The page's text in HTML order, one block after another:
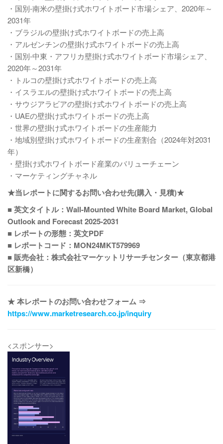
・国別-南米の壁掛け式ホワイトボード市場シェア、2020年～
2031年
・ブラジルの壁掛け式ホワイトボードの売上高
・アルゼンチンの壁掛け式ホワイトボードの売上高
・国別-中東・アフリカ壁掛け式ホワイトボード市場シェア、
2020年～2031年
・トルコの壁掛け式ホワイトボードの売上高
・イスラエルの壁掛け式ホワイトボードの売上高
・サウジアラビアの壁掛け式ホワイトボードの売上高
・UAEの壁掛け式ホワイトボードの売上高
・世界の壁掛け式ホワイトボードの生産能力
・地域別壁掛け式ホワイトボードの生産割合（2024年対2031
年）
・壁掛け式ホワイトボード産業のバリューチェーン
・マーケティングチャネル
★当レポートに関するお問い合わせ先(購入・見積)★
■ 英文タイトル：Wall-Mounted White Board Market, Global
Outlook and Forecast 2025-2031
■ レポートの形態：英文PDF
■ レポートコード：MON24MKT579969
■ 販売会社：株式会社マーケットリサーチセンター（東京都港
区新橋）
★ 本レポートのお問い合わせフォーム ⇒
https://www.marketresearch.co.jp/inquiry
<スポンサー>